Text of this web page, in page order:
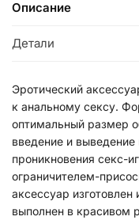
Описание
Детали
Эротический
к анальному сексу.
оптимальный размер
введение и выведение
проникновения секс-
ограничителем-
аксессуар изготовлен
выполнен в красивом